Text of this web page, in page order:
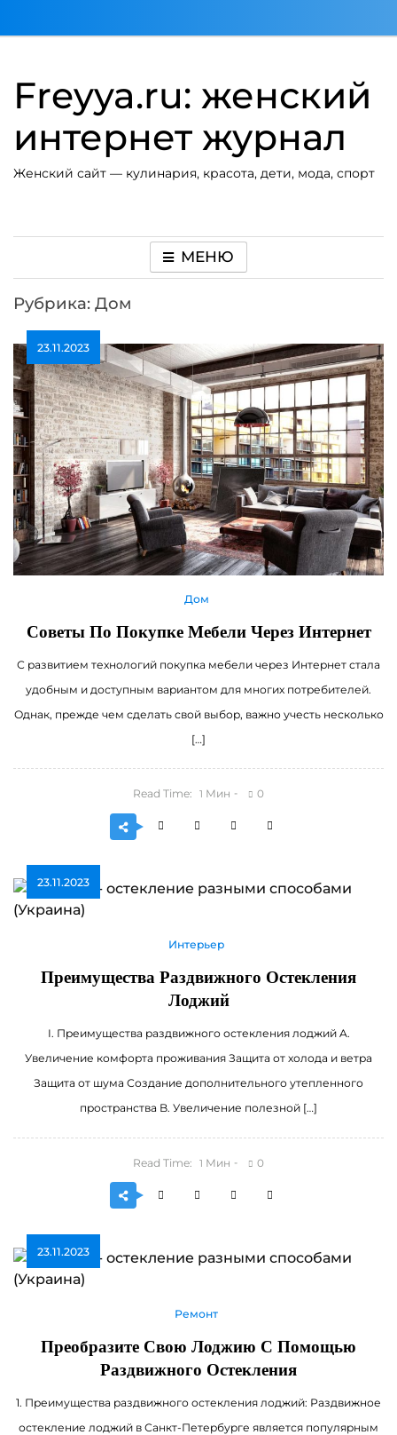
Freyya.ru: женский
интернет журнал
Женский сайт — кулинария, красота, дети, мода, спорт
МЕНЮ
Рубрика: Дом
23.11.2023
Дом
Советы По Покупке Мебели Через Интернет
С развитием технологий покупка мебели через Интернет стала
удобным и доступным вариантом для многих потребителей.
Однак, прежде чем сделать свой выбор, важно учесть несколько
[…]
Read Time: 1 Мин 0
23.11.2023
Интерьер
Преимущества Раздвижного Остекления
Лоджий
I. Преимущества раздвижного остекления лоджий A.
Увеличение комфорта проживания Защита от холода и ветра
Защита от шума Создание дополнительного утепленного
пространства B. Увеличение полезной […]
Read Time: 1 Мин 0
23.11.2023
Ремонт
Преобразите Свою Лоджию С Помощью
Раздвижного Остекления
1. Преимущества раздвижного остекления лоджий: Раздвижное
остекление лоджий в Санкт-Петербурге является популярным